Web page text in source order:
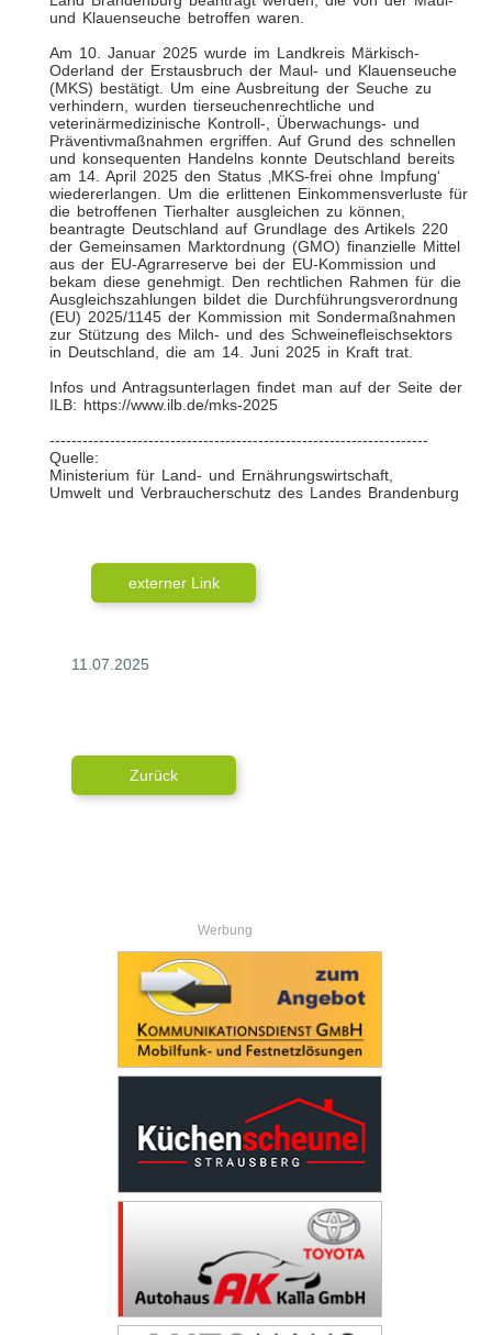
und Klauenseuche betroffen waren.
Am 10. Januar 2025 wurde im Landkreis Märkisch-
Oderland der Erstausbruch der Maul- und Klauenseuche
(MKS) bestätigt. Um eine Ausbreitung der Seuche zu
verhindern, wurden tierseuchenrechtliche und
veterinärmedizinische Kontroll-, Überwachungs- und
Präventivmaßnahmen ergriffen. Auf Grund des schnellen
und konsequenten Handelns konnte Deutschland bereits
am 14. April 2025 den Status ‚MKS-frei ohne Impfung‘
wiedererlangen. Um die erlittenen Einkommensverluste für
die betroffenen Tierhalter ausgleichen zu können,
beantragte Deutschland auf Grundlage des Artikels 220
der Gemeinsamen Marktordnung (GMO) finanzielle Mittel
aus der EU-Agrarreserve bei der EU-Kommission und
bekam diese genehmigt. Den rechtlichen Rahmen für die
Ausgleichszahlungen bildet die Durchführungsverordnung
(EU) 2025/1145 der Kommission mit Sondermaßnahmen
zur Stützung des Milch- und des Schweinefleischsektors
in Deutschland, die am 14. Juni 2025 in Kraft trat.
Infos und Antragsunterlagen findet man auf der Seite der
ILB: https://www.ilb.de/mks-2025
---------------------------------------------------------------------
Quelle:
Ministerium für Land- und Ernährungswirtschaft,
Umwelt und Verbraucherschutz des Landes Brandenburg
externer Link
11.07.2025
Zurück
Werbung